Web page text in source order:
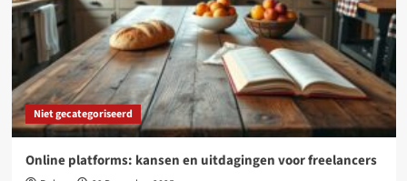
Niet gecategoriseerd
Online platforms: kansen en uitdagingen voor freelancers